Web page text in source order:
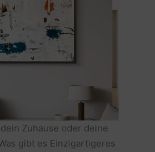
Zuhause oder deine
gibt es Einzigartigeres